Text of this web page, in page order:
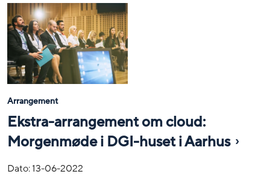
Arrangement
Ekstra-arrangement om cloud:
Morgenmøde i DGI-huset i Aarhus
Dato:13-06-2022